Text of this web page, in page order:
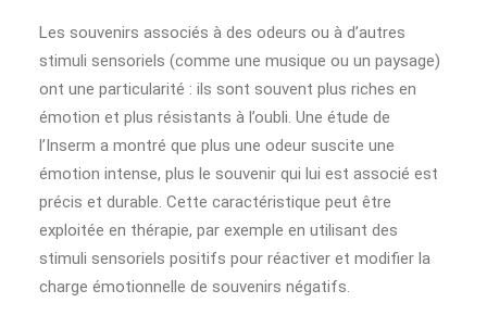
Les souvenirs associés à des odeurs ou à d’autres
stimuli sensoriels (comme une musique ou un paysage)
ont une particularité : ils sont souvent plus riches en
émotion et plus résistants à l’oubli. Une étude de
l’Inserm a montré que plus une odeur suscite une
émotion intense, plus le souvenir qui lui est associé est
précis et durable. Cette caractéristique peut être
exploitée en thérapie, par exemple en utilisant des
stimuli sensoriels positifs pour réactiver et modifier la
charge émotionnelle de souvenirs négatifs.